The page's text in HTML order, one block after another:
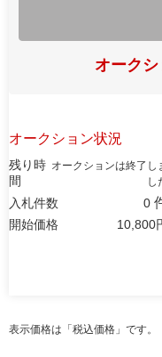
オーク
オークション状況
残り時
間
オークションは終了し
し
入札件数 0
開始価格 10,800
表示価格は「税込価格」です。